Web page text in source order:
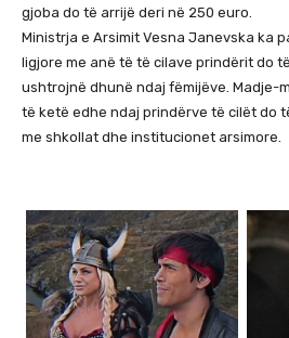
gjoba do të arrijë deri në 250 euro.
Ministrja e Arsimit Vesna Janevska ka
ligjore me anë të të cilave prindërit do
ushtrojnë dhunë ndaj fëmijëve. Madje-
të ketë edhe ndaj prindërve të cilët do
me shkollat dhe institucionet arsimore.